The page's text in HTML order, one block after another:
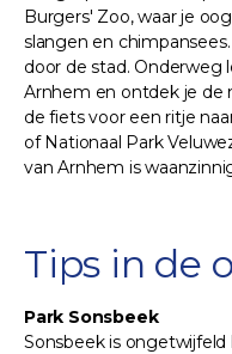
Burgers' Zoo, waar je
slangen en
door de stad. Onderweg
Arnhem en ontdek je de
de fiets voor een ritje
of Nationaal Park
van Arnhem is
Tips in de
Park Sonsbeek
Sonsbeek is